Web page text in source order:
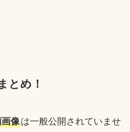
とめ！
像は一般公開されていませ